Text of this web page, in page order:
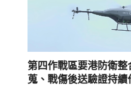
第四作戰區要港防衛整
蒐、戰傷後送驗證持續